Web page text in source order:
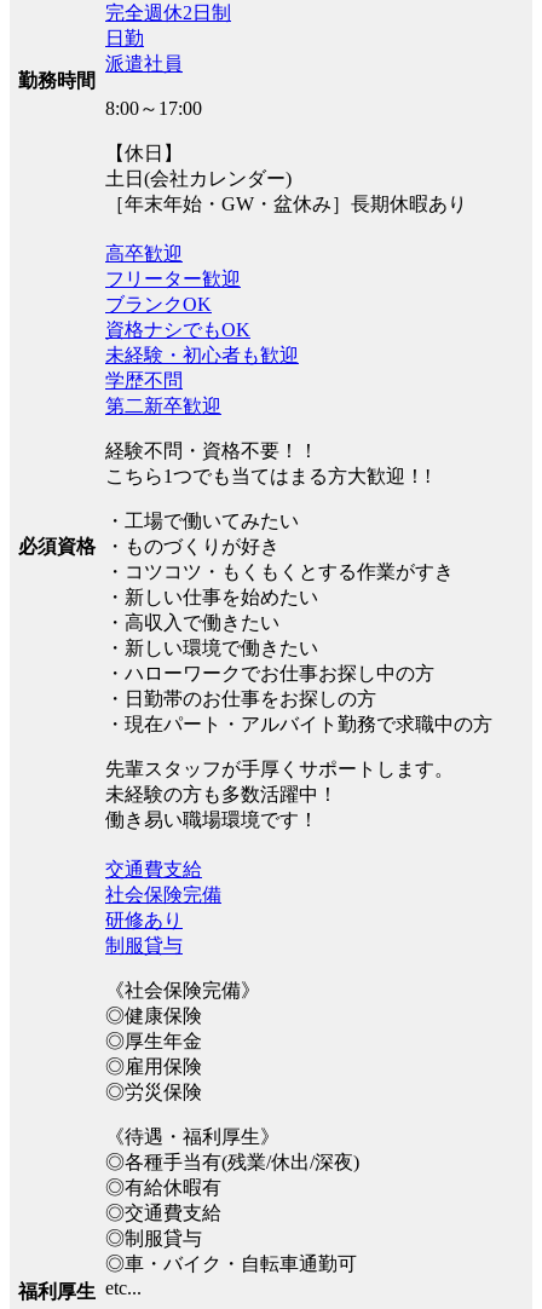
勤務時間
完全週休2日制
日勤
派遣社員
8:00～17:00
【休日】
土日(会社カレンダー)
［年末年始・GW・盆休み］長期休暇あり
必須資格
高卒歓迎
フリーター歓迎
ブランクOK
資格ナシでもOK
未経験・初心者も歓迎
学歴不問
第二新卒歓迎
経験不問・資格不要！！
こちら1つでも当てはまる方大歓迎！!
・工場で働いてみたい
・ものづくりが好き
・コツコツ・もくもくとする作業がすき
・新しい仕事を始めたい
・高収入で働きたい
・新しい環境で働きたい
・ハローワークでお仕事お探し中の方
・日勤帯のお仕事をお探しの方
・現在パート・アルバイト勤務で求職中の方
先輩スタッフが手厚くサポートします。
未経験の方も多数活躍中！
働き易い職場環境です！
福利厚生
交通費支給
社会保険完備
研修あり
制服貸与
《社会保険完備》
◎健康保険
◎厚生年金
◎雇用保険
◎労災保険
《待遇・福利厚生》
◎各種手当有(残業/休出/深夜)
◎有給休暇有
◎交通費支給
◎制服貸与
◎車・バイク・自転車通勤可
etc...